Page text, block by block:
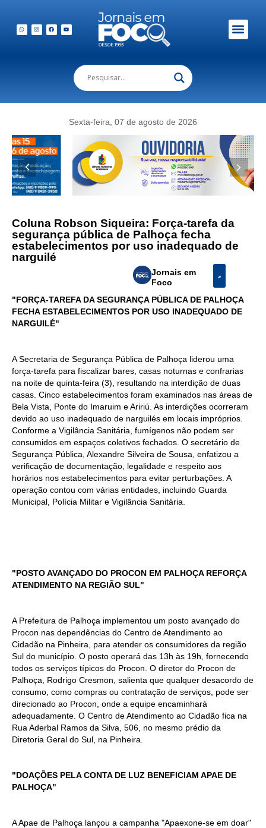
Sexta-feira, 07 de agosto de 2026
Coluna Robson Siqueira: Força-tarefa da
segurança pública de Palhoça fecha
estabelecimentos por uso inadequado de
narguilé
Jornais em
Foco
"FORÇA-TAREFA DA SEGURANÇA PÚBLICA DE PALHOÇA
FECHA ESTABELECIMENTOS POR USO INADEQUADO DE
NARGUILÉ"
A Secretaria de Segurança Pública de Palhoça liderou uma
força-tarefa para fiscalizar bares, casas noturnas e confrarias
na noite de quinta-feira (3), resultando na interdição de duas
casas. Cinco estabelecimentos foram examinados nas áreas de
Bela Vista, Ponte do Imaruim e Aririú. As interdições ocorreram
devido ao uso inadequado de narguilés em locais impróprios.
Conforme a Vigilância Sanitária, fumígenos não podem ser
consumidos em espaços coletivos fechados. O secretário de
Segurança Pública, Alexandre Silveira de Sousa, enfatizou a
verificação de documentação, legalidade e respeito aos
horários nos estabelecimentos para evitar perturbações. A
operação contou com várias entidades, incluindo Guarda
Municipal, Polícia Militar e Vigilância Sanitária.
"POSTO AVANÇADO DO PROCON EM PALHOÇA REFORÇA
ATENDIMENTO NA REGIÃO SUL"
A Prefeitura de Palhoça implementou um posto avançado do
Procon nas dependências do Centro de Atendimento ao
Cidadão na Pinheira, para atender os consumidores da região
Sul do município. O posto operará das 13h às 19h, fornecendo
todos os serviços típicos do Procon. O diretor do Procon de
Palhoça, Rodrigo Cresmon, salienta que qualquer desacordo de
consumo, como compras ou contratação de serviços, pode ser
direcionado ao Procon, onde a equipe encaminhará
adequadamente. O Centro de Atendimento ao Cidadão fica na
Rua Aderbal Ramos da Silva, 506, no mesmo prédio da
Diretoria Geral do Sul, na Pinheira.
"DOAÇÕES PELA CONTA DE LUZ BENEFICIAM APAE DE
PALHOÇA"
A Apae de Palhoça lançou a campanha "Apaexone-se em doar"